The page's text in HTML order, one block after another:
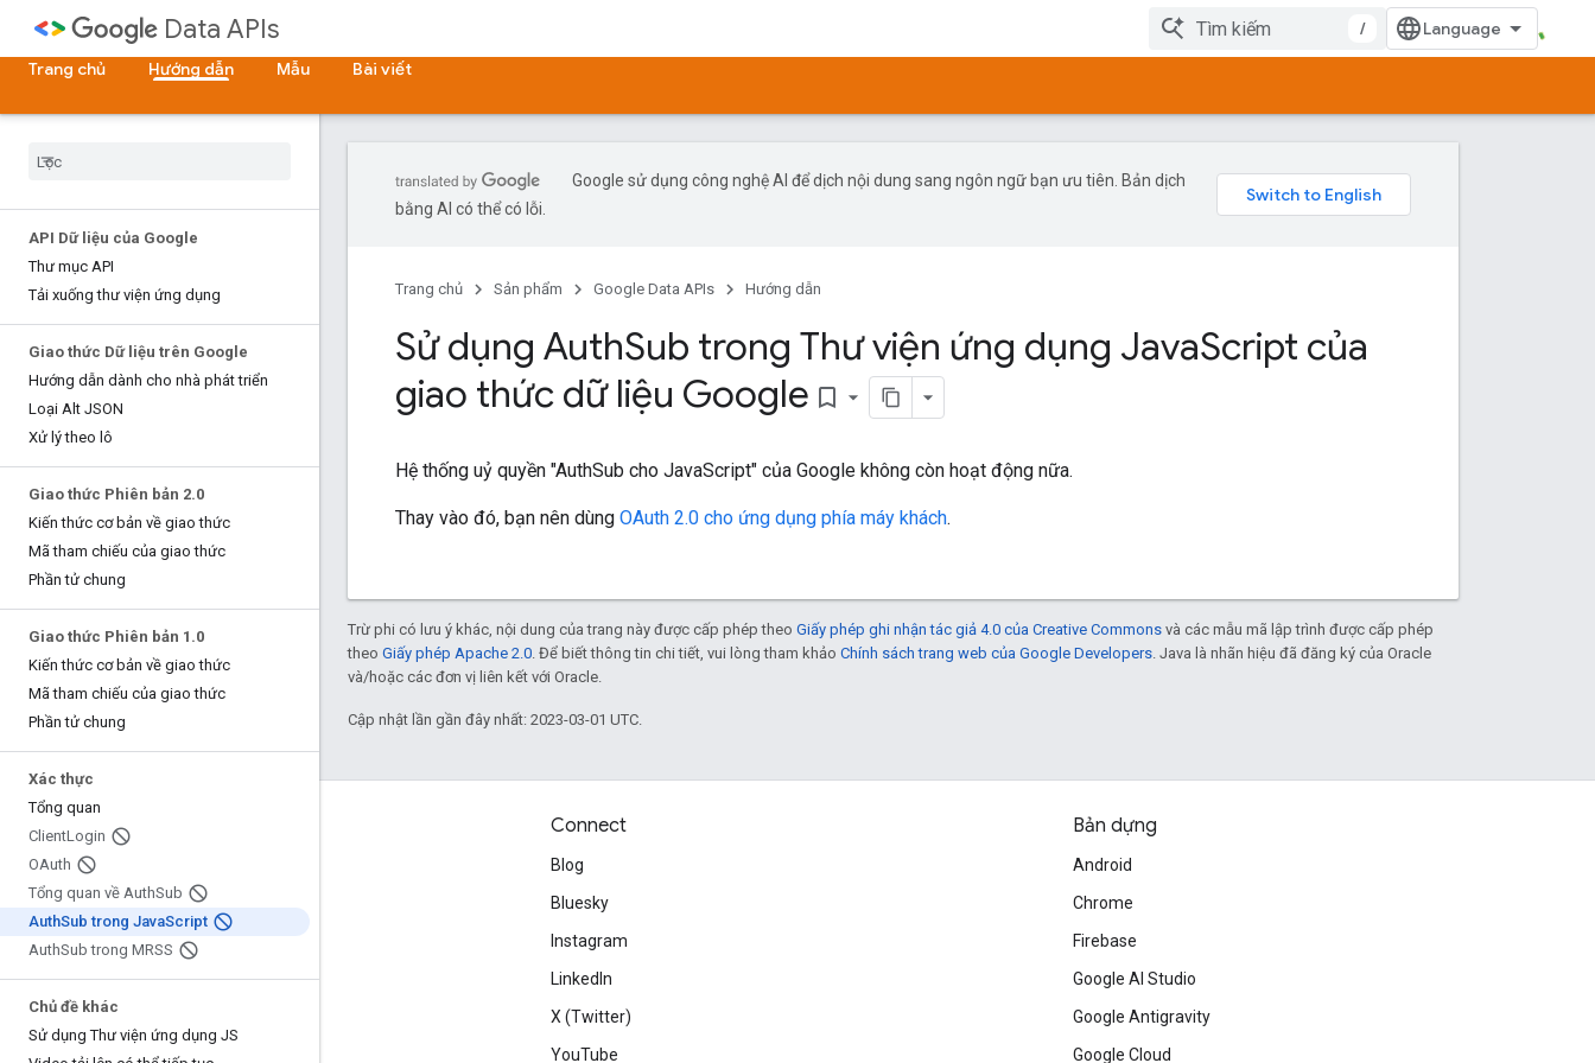
Data APIs
/
Trang chủ
Hướng dẫn Mẫu Bài viết
API Dữ liệu của Google
Thư mục API
Tải xuống thư viện ứng dụng
Giao thức Dữ liệu trên Google
Hướng dẫn dành cho nhà phát triển
Loại Alt JSON
Xử lý theo lô
Giao thức Phiên bản 2.0
Kiến thức cơ bản về giao thức
Mã tham chiếu của giao thức
Phần tử chung
Giao thức Phiên bản 1 .0
Kiến thức cơ bản về giao thức
Mã tham chiếu của giao thức
Phần tử chung
Xác thực
Tổng quan
ClientLogin
OAuth
Tổng quan về AuthSub
AuthSub trong JavaScript
AuthSub trong MRSS
Chủ đề khác
Sử dụng Thư viện ứng dụng JS
Google sử dụng công nghệ AI để dịch nội dung sang ngôn ngữ bạn ưu tiên. Bản dịch
bằng AI có thể có lỗi.
Trang chủ Sản phẩm Google Data APIs Hướng dẫn
Sử dụng AuthSub trong Thư viện ứng dụng JavaScript của
giao thức dữ liệu Google bookmark_border
Hệ thống uỷ quyền "AuthSub cho JavaScript" của Google không còn hoạt động nữa.
Thay vào đó, bạn nên dùng OAuth 2.0 cho ứng dụng phía máy khách.
Trừ phi có lưu ý khác, nội dung của trang này được cấp phép theo Giấy phép ghi nhận tác giả 4.0 của Creative Commons và các mẫu mã lập trình được cấp phép
theo Giấy phép Apache 2.0 . Để biết thông tin chi tiết, vui lòng tham khảo Chính sách trang web của Google Developers . Java là nhãn hiệu đã đăng ký của Oracle
và/hoặc các đơn vị liên kết với Oracle.
Cập nhật lần gần đây nhất: 2023-03-01 UTC.
Tương tác
Google Developer Program
Google Developer Groups
Google Developer Experts
Accelerators
Google Cloud & NVIDIA
Connect
Blog
Bluesky
Instagram
LinkedIn
X (Twitter)
YouTube
Bản dựng
Android
Chrome
Firebase
Google AI Studio
Google Antigravity
Google Cloud